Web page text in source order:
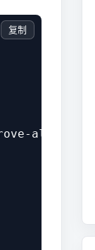
all
复制